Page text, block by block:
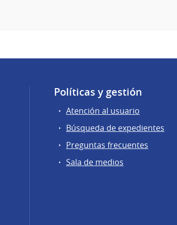
Políticas y gestión
Atención al usuario
Búsqueda de expedientes
Preguntas frecuentes
Sala de medios